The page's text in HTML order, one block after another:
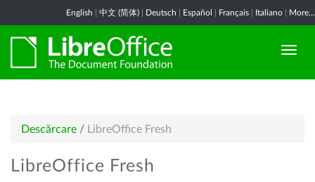
English 中文 (简体) Deutsch Español Français Italiano More...
Descărcare / LibreOffice Fresh
LibreOffice Fresh